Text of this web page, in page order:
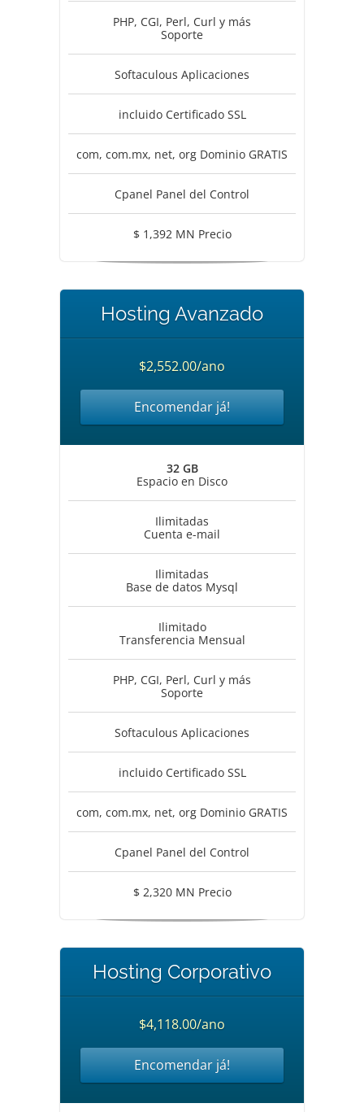
PHP, CGI, Perl, Curl y más
Soporte
Softaculous Aplicaciones
incluido Certificado SSL
com, com.mx, net, org Dominio GRATIS
Cpanel Panel del Control
$ 1,392 MN Precio
Hosting Avanzado
$2,552.00/ano
Encomendar já!
32 GB
Espacio en Disco
Ilimitadas
Cuenta e-mail
Ilimitadas
Base de datos Mysql
Ilimitado
Transferencia Mensual
PHP, CGI, Perl, Curl y más
Soporte
Softaculous Aplicaciones
incluido Certificado SSL
com, com.mx, net, org Dominio GRATIS
Cpanel Panel del Control
$ 2,320 MN Precio
Hosting Corporativo
$4,118.00/ano
Encomendar já!